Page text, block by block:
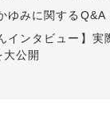
ゆみに関するQ&A
インタビュー】実
公開